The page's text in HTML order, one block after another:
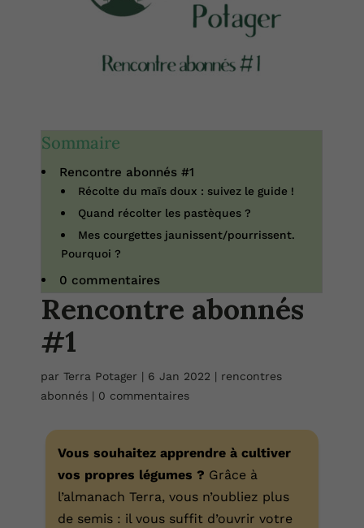
Sommaire
Rencontre abonnés #1
Récolte du maïs doux : suivez le guide !
Quand récolter les pastèques ?
Mes courgettes jaunissent/pourrissent.
Pourquoi ?
0 commentaires
Rencontre abonnés
#1
parTerra Potager | 6 Jan 2022 | rencontres
abonnés | 0 commentaires
Vous souhaitez apprendre à cultiver
vos propres légumes ? Grâce à
l’almanach Terra, vous n’oubliez plus
de semis : il vous suffit d’ouvrir votre